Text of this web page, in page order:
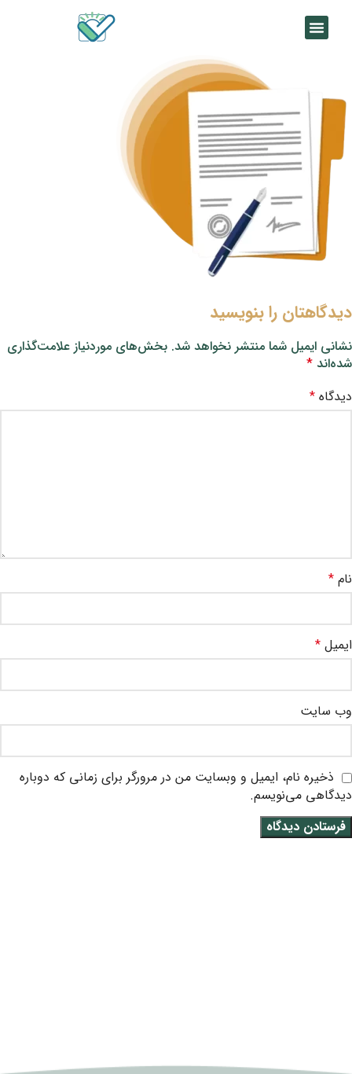
دیدگاهتان را بنویسید
نشانی ایمیل شما منتشر نخواهد شد. بخش‌های موردنیاز علامت‌گذاری
شده‌اند *
دیدگاه *
نام *
ایمیل *
وب‌ سایت
ذخیره نام، ایمیل و وبسایت من در مرورگر برای زمانی که دوباره
دیدگاهی می‌نویسم.